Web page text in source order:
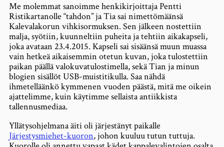
Me molemmat sanoimme henkikirjoittaja Pentti
Ristikartanolle “tahdon” ja Tia sai nimettömäänsä
Kalevalakorun vihkisormuksen. Sen jälkeen nostettiin
malja, syötiin, kuunneltiin puheita ja tehtiin aikakapseli,
joka avataan 23.4.2015. Kapseli sai sisäänsä muun muassa
vain hetkeä aikaisemmin otetun kuvan, joka tulostettiin
paikan päällä valokuvatulostimella, sekä Tian ja minun
blogien sisällöt USB-muistitikulla. Saa nähdä
ihmetelläänkö kymmenen vuoden päästä, mitä me oikein
ajattelimme, kuin käytimme sellaista antiikkista
tallennusmediaa.
Yllätysohjelmana äiti oli järjestänyt paikalle
Järjestysmiehet-kuoron, johon kuuluu tutun tuttuja.